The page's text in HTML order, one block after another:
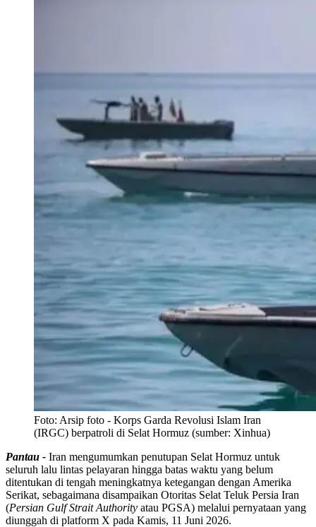
Foto: Arsip foto - Korps Garda Revolusi Islam Iran
(IRGC) berpatroli di Selat Hormuz (sumber: Xinhua)
Pantau - Iran mengumumkan penutupan Selat Hormuz untuk
seluruh lalu lintas pelayaran hingga batas waktu yang belum
ditentukan di tengah meningkatnya ketegangan dengan Amerika
Serikat, sebagaimana disampaikan Otoritas Selat Teluk Persia Iran
(Persian Gulf Strait Authority atau PGSA) melalui pernyataan yang
diunggah di platform X pada Kamis, 11 Juni 2026.